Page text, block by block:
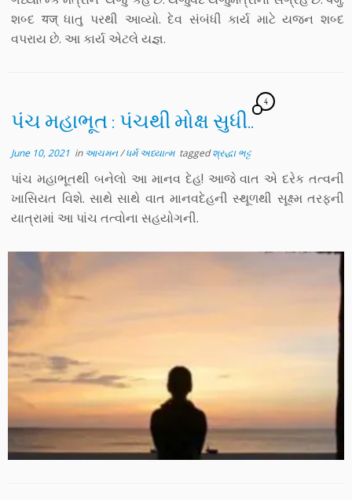
શબ્દ यज् ધાતુ પરથી આવ્યો. દેવ સંબંધી કાર્ય માટે યજન શબ્દ
વપરાય છે. આ કાર્ય એટલે યજ્ઞ.
પંચ મહાભૂત : પંચથી મોક્ષ સુધી..
4
June 10, 2021 in આચમન/ધર્મ અધ્યાત્મ taggedશ્રદ્ધા ભટ્ટ
પાંચ મહાભૂતથી બનેલો આ માનવ દેહ! આજે વાત એ દરેક તત્વની
ખાસિયત વિશે. સાથે સાથે વાત માનવદેહની સ્થૂળથી સૂક્ષ્મ તરફની
યાત્રામાં આ પાંચ તત્વોના સહયોગની.